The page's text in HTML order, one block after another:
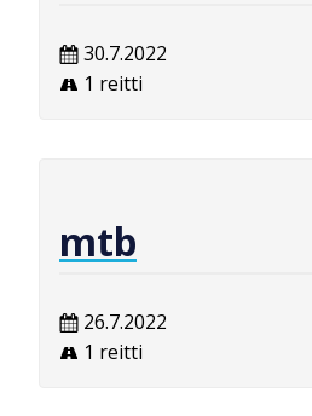
30.7.2022
1 reitti
mtb
26.7.2022
1 reitti